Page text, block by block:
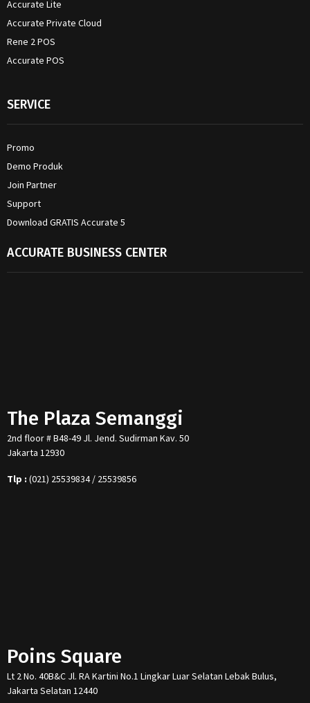
Accurate Lite
Accurate Private Cloud
Rene 2 POS
Accurate POS
SERVICE
Promo
Demo Produk
Join Partner
Support
Download GRATIS Accurate 5
ACCURATE BUSINESS CENTER
The Plaza Semanggi
2nd floor # B48-49 Jl. Jend. Sudirman Kav. 50
Jakarta 12930
Tlp : (021) 25539834 / 25539856
Poins Square
Lt 2 No. 40B&C Jl. RA Kartini No.1 Lingkar Luar Selatan Lebak Bulus,
Jakarta Selatan 12440